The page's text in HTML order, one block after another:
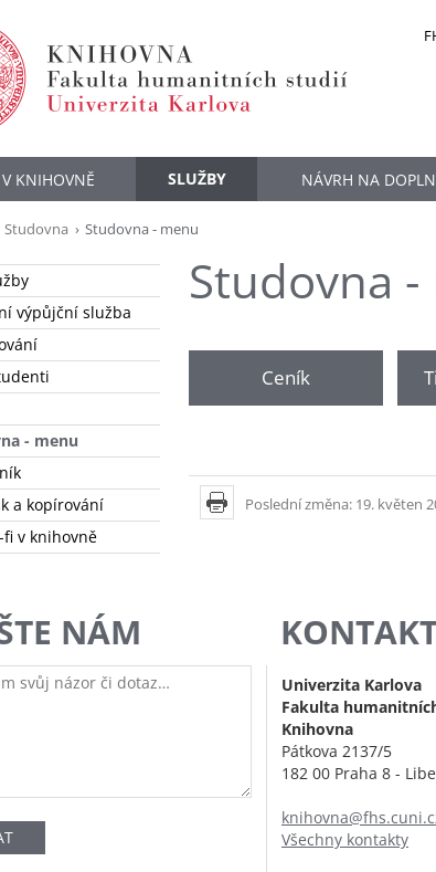
V KNIHOVNĚ SLUŽBY NÁVRH NA
Studovna Studovna - menu
výpůjční služba
- menu
a kopírování
fi v knihovně
Studovna
Ceník
Poslední změna: 19. květen
NÁM
Univerzita Karlova
Fakulta
Knihovna
Pátkova 2137/5
182 00 Praha 8 -
Všechny kontakty